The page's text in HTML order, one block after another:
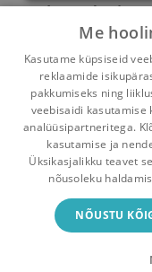
Anneli Saro,Luule
Umbes 3 aastat
Pealehele Ostukorv
Vaheta
Me
Kasutame küpsiseid
reklaamide
pakkumiseks ning
veebisaidi kasutamise
analüüsipartneritega.
kasutamise ja
Üksikasjalikku teavet
nõusoleku
NÕUSTU